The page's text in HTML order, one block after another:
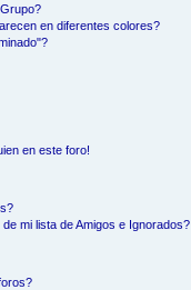
en diferentes colores?
en este foro!
mi lista de Amigos e Ignorados?